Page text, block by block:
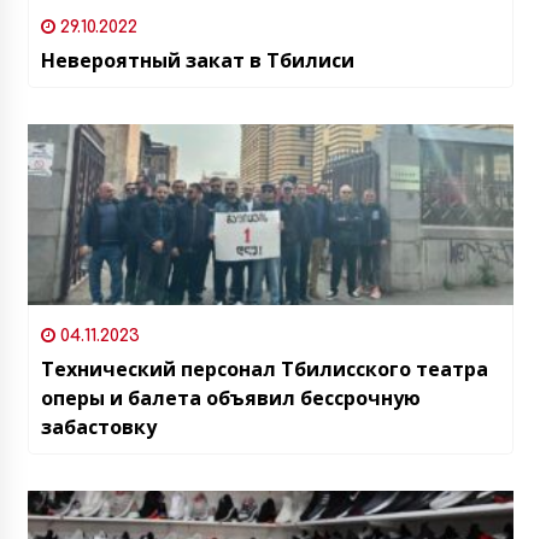
29.10.2022
Невероятный закат в Тбилиси
04.11.2023
Технический персонал Тбилисского театра
оперы и балета объявил бессрочную
забастовку